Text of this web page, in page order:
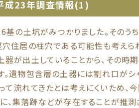
23年調査情報(1)
基の土坑がみつかりました。そのう
穴住居の柱穴である可能性も考えら
器が出土していることから、その時
遺物包含層の土器には割れ口がシ
て流れてきたとは考えにくいため、
集落跡などが存在することが推測